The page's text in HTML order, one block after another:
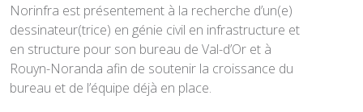
Norinfra est présentement à la recherche d’un(e)
dessinateur(trice) en génie civil en infrastructure et
en structure pour son bureau de Val-d’Or et à
Rouyn-Noranda afin de soutenir la croissance du
bureau et de l’équipe déjà en place.